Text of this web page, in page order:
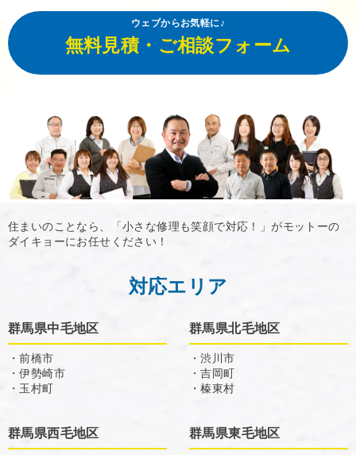
ウェブからお気軽に♪
無料見積・ご相談フォーム
住まいのことなら、「小さな修理も笑顔で対応！」がモットーの
ダイキョーにお任せください！
対応エリア
群馬県中毛地区
・前橋市
・伊勢崎市
・玉村町
群馬県北毛地区
・渋川市
・吉岡町
・榛東村
群馬県西毛地区 群馬県東毛地区